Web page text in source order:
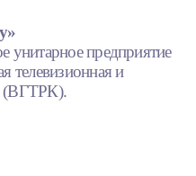
унитарное предприятие
телевизионная и
(ВГТРК).